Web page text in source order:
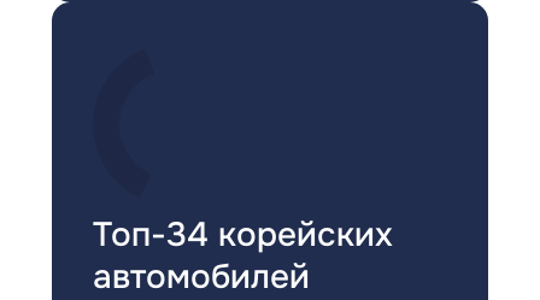
Топ-34 корейских
автомобилей